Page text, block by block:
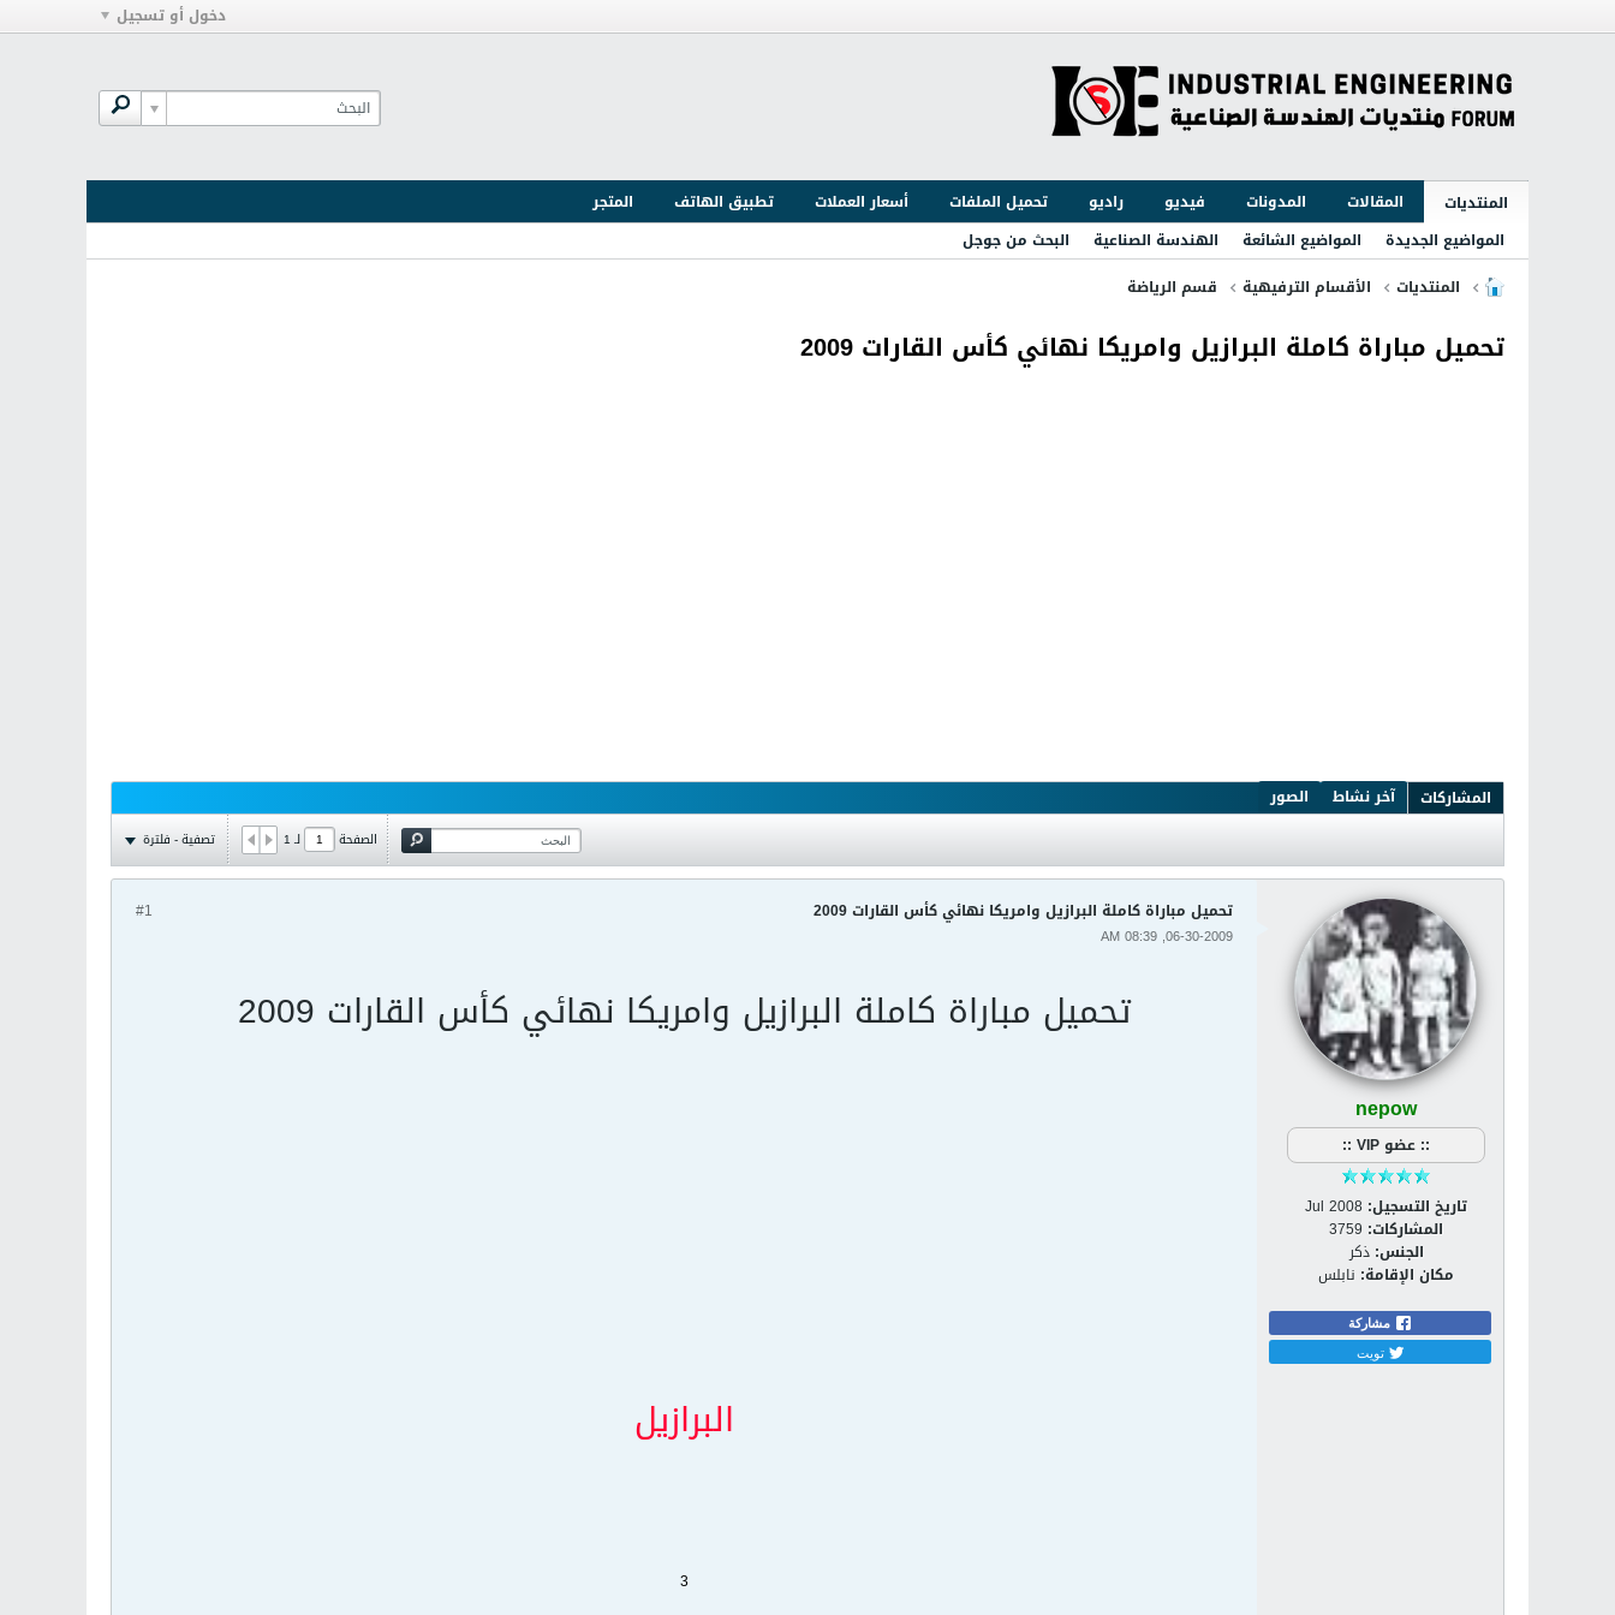
دخول أو تسجيل
المنتديات المقالات المدونات فيديو راديو تحميل الملفات أسعار العملات تطبيق الهاتف
المتجر
المواضيع الجديدة
المواضيع الشائعة الهندسة الصناعية
البحث من جوجل
المنتديات
الأقسام الترفيهية قسم الرياضة
تحميل مباراة كاملة البرازيل وامريكا نهائي كأس القارات 2009
المشاركات آخر نشاط الصور
الصفحة لـ1 تصفية - فلترة
nepow
:: عضو VIP ::
تاريخ التسجيل: Jul 2008
المشاركات: 3759
الجنس: ذكر
مكان الإقامة: نابلس
مشاركة
تويت
#1 تحميل مباراة كاملة البرازيل وامريكا نهائي كأس القارات 2009
06-30-2009, 08:39 AM
تحميل مباراة كاملة البرازيل وامريكا نهائي كأس القارات 2009
البرازيل
3